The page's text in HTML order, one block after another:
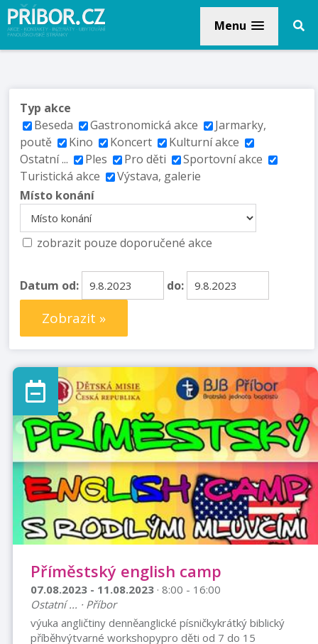
Menu
Typ akce
Beseda
Gastronomická akce
Jarmarky,
poutě
Kino Koncert
Kulturní akce
Ostatní ...
Ples Pro děti
Sportovní akce
Turistická akce
Výstava, galerie
Místo konání
zobrazit pouze doporučené akce
Datum od: do:
Zobrazit »
Příměstský english camp
07.08.2023 - 11.08.2023 · 8:00 - 16:00
Ostatní ... · Příbor
výuka angličtiny denněanglické písničkykrátký biblický
příběhvýtvarné workshopypro děti od 7 do 15